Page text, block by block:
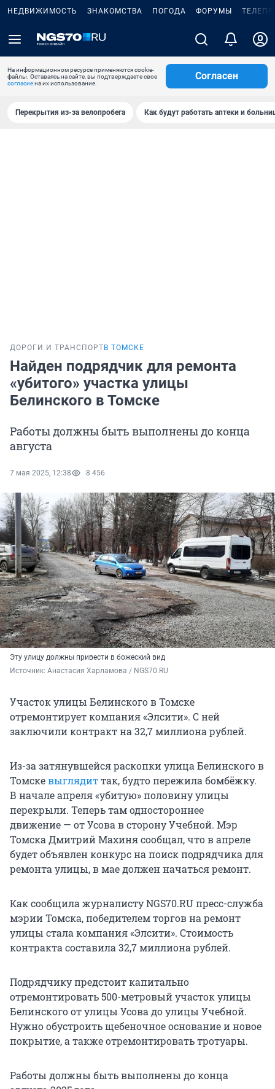
НЕДВИЖИМОСТЬ ЗНАКОМСТВА ПОГОДА ФОРУМЫ
На информационном ресурсе применяются cookie-
файлы. Оставаясь на сайте, вы подтверждаете свое
согласиена их использование.
Согласен
Перекрытия из-за велопробега Как будут работать аптеки и
ДОРОГИ И ТРАНСПОРТ В ТОМСКЕ
Найден подрядчик для ремонта
«убитого» участка улицы
Белинского в Томске
Работы должны быть выполнены до конца
августа
7 мая 2025, 12:38 8 456
Эту улицу должны привести в божеский вид
Источник: Анастасия Харламова / NGS70.RU
Участок улицы Белинского в Томске
отремонтирует компания «Элсити». С ней
заключили контракт на 32,7 миллиона рублей.
Из-за затянувшейся раскопки улица Белинского в
Томскевыглядиттак, будто пережила бомбёжку.
В начале апреля «убитую» половину улицы
перекрыли. Теперь там одностороннее
движение — от Усова в сторону Учебной. Мэр
Томска Дмитрий Махиня сообщал, что в апреле
будет объявлен конкурс на поиск подрядчика для
ремонта улицы, в мае должен начаться ремонт.
Как сообщила журналисту NGS70.RU пресс-служба
мэрии Томска, победителем торгов на ремонт
улицы стала компания «Элсити». Стоимость
контракта составила 32,7 миллиона рублей.
Подрядчику предстоит капитально
отремонтировать 500-метровый участок улицы
Белинского от улицы Усова до улицы Учебной.
Нужно обустроить щебеночное основание и новое
покрытие, а также отремонтировать тротуары.
Работы должны быть выполнены до конца